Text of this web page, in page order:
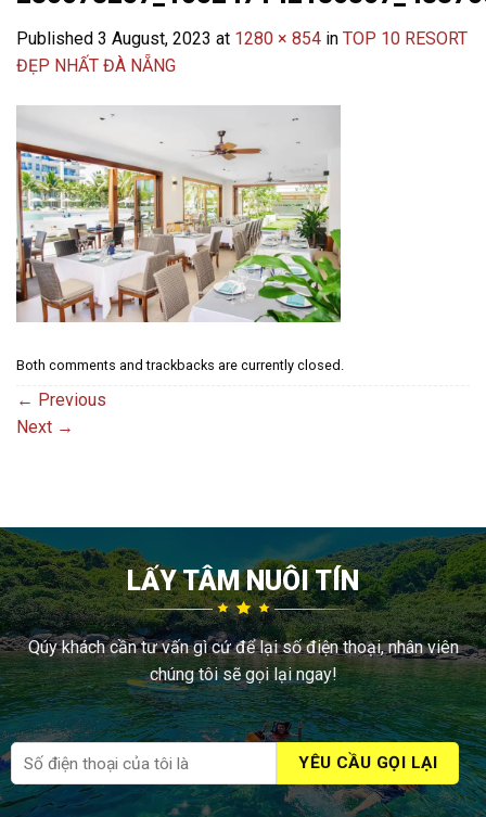
Published 3 August, 2023 at 1280 × 854 in TOP 10 RESORT
ĐẸP NHẤT ĐÀ NẴNG
Both comments and trackbacks are currently closed.
← Previous
Next →
LẤY TÂM NUÔI TÍN
Qúy khách cần tư vấn gì cứ để lại số điện thoại, nhân viên
chúng tôi sẽ gọi lại ngay!